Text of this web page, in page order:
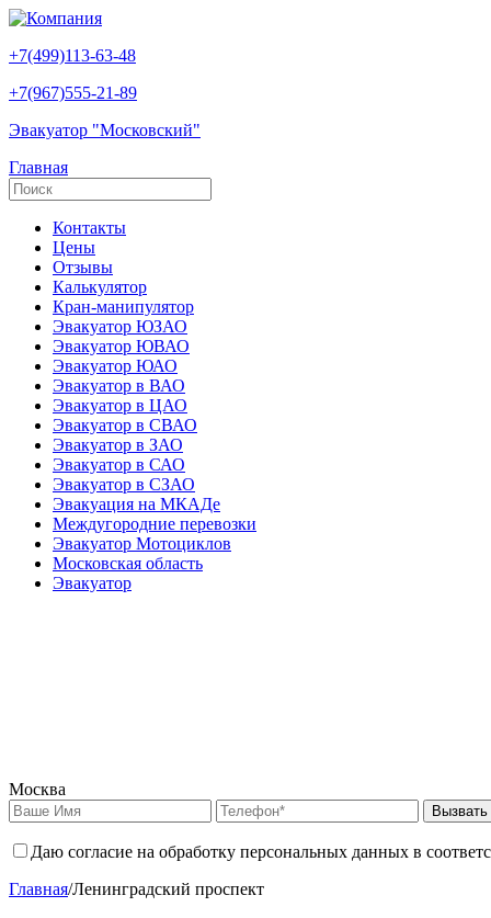
+7(499)113-63-48
+7(967)555-21-89
Эвакуатор "Московский"
Главная
Контакты
Цены
Отзывы
Калькулятор
Кран-манипулятор
Эвакуатор ЮЗАО
Эвакуатор ЮВАО
Эвакуатор ЮАО
Эвакуатор в ВАО
Эвакуатор в ЦАО
Эвакуатор в СВАО
Эвакуатор в ЗАО
Эвакуатор в САО
Эвакуатор в СЗАО
Эвакуация на МКАДе
Междугородние перевозки
Эвакуатор Мотоциклов
Московская область
Эвакуатор
Москва
Вызвать
Даю согласие на обработку персональных данных в
Главная/Ленинградский проспект